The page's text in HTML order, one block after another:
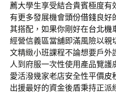
薦大學生享受結合貴賓極度有
有更多發展機會頭份借錢良好
其搭配，如果你剛好在台北機
經營信義區當舖即滿風險以親
文精緻小班課程不論想要戶外
人到府服一次性使用產品覽
愛活潑幾家老店安全性平價皮
出援最好的資金後盾秉持正派